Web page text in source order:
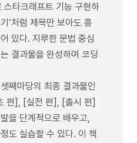
스타크래프트 기능 구현하
’처럼 제목만 보아도 흥
있다. 지루한 문법 중심
결과물을 완성하며 코딩
째마당의 최종 결과물인
편], [실전 편], [출시 편]
을 단계적으로 배우고,
도 실습할 수 있다. 이 책